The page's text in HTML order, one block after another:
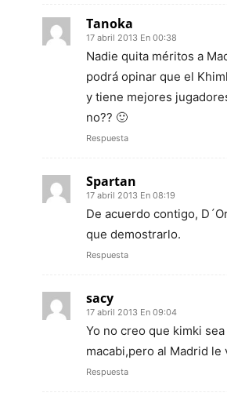
Tanoka
17 abril 2013 En 00:38
Nadie quita méritos a
podrá opinar que el
y tiene mejores
no?? 🙂
Respuesta
Spartan
17 abril 2013 En 08:19
De acuerdo contigo,
que demostrarlo.
Respuesta
sacy
17 abril 2013 En 09:04
Yo no creo que kimki
macabi,pero al Madrid le
Respuesta